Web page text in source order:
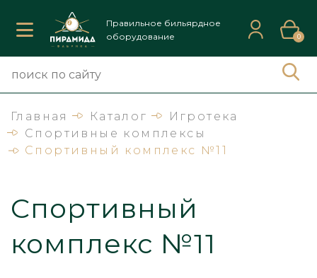
Правильное бильярдное
оборудование
0
Главная Каталог
Игротека
Спортивные комплексы
Спортивный комплекс №11
Спортивный
комплекс №11